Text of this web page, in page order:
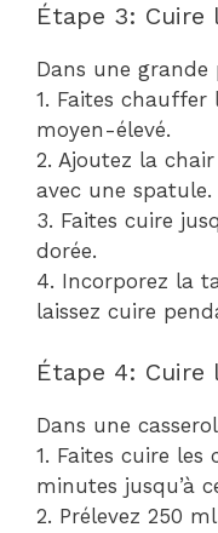
Étape 3: Cuire
Dans une grande
1. Faites chauffer
moyen-élevé.
2. Ajoutez la
avec une spatule.
3. Faites cuire
dorée.
4. Incorporez la
laissez cuire
Étape 4: Cuire
Dans une
1. Faites cuire
minutes jusqu’à
2. Prélevez 250